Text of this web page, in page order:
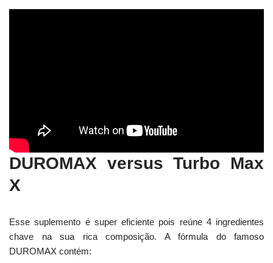
DUROMAX versus Turbo Max
X
Esse suplemento é super eficiente pois reúne 4 ingredientes
chave na sua rica composição. A fórmula do famoso
DUROMAX contém: